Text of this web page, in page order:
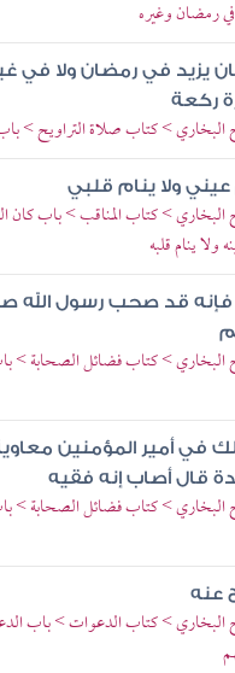
في رمضان وغيره
يزيد في رمضان ولا في
ركعة
> كتاب صلاة التراويح >
عيني ولا ينام قلبي
> كتاب المناقب > باب كان
ولا ينام قلبه
قد صحب رسول الله
> كتاب فضائل الصحابة >
في أمير المؤمنين معاوية
قال أصاب إنه فقيه
> كتاب فضائل الصحابة >
عنه
> كتاب الدعوات > باب